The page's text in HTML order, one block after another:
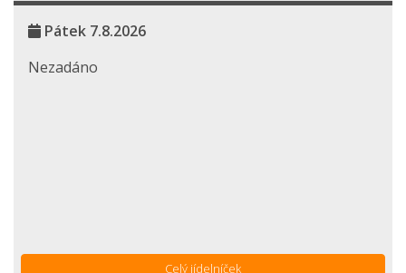
Pátek 7.8.2026
Nezadáno
Celý jídelníček